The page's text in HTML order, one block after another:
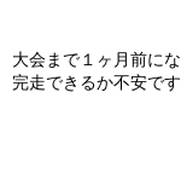
大会まで１ヶ月前にな
完走できるか不安で